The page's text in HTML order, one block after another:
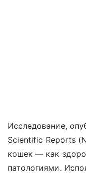
Исследование,
Scientific Reports
кошек — как
патологиями.